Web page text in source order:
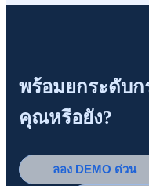
พร้อมยกระดับก
คุณหรือยัง?
ลอง DEMO ด่วน